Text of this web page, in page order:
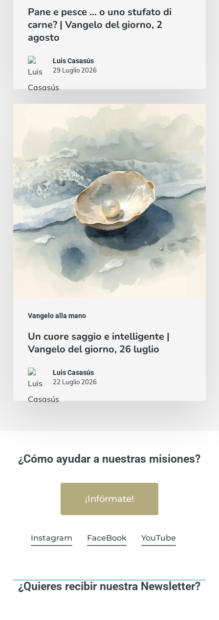
agostoPane e pesce … o uno stufato di
carne? | Vangelo del giorno, 2
agosto
Luis Casasús
29 Luglio 2026
Vangelo alla mano
intelligente
|
Vangelo
del
giorno,
Un cuore saggio e intelligente |
Vangelo del giorno, 26 luglio
Luis Casasús
22 Luglio 2026
¿Cómo ayudar a nuestras misiones?
¡Infórmate!
Instagram FaceBook YouTube
¿Quieres recibir nuestra Newsletter?